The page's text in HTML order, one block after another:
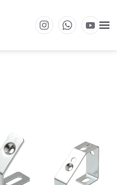
содержанию